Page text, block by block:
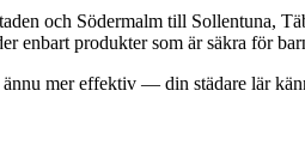
och Södermalm till Sollentuna,
enbart produkter som är säkra för
mer effektiv — din städare lär